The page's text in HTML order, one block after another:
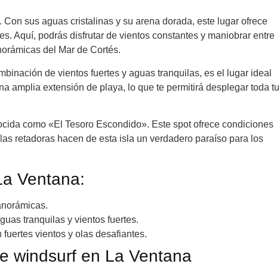
sus aguas cristalinas y su arena dorada, este lugar ofrece
Aquí, podrás disfrutar de vientos constantes y maniobrar entre
del Mar de Cortés.
de vientos fuertes y aguas tranquilas, es el lugar ideal
amplia extensión de playa, lo que te permitirá desplegar toda tu
como «El Tesoro Escondido». Este spot ofrece condiciones
retadoras hacen de esta isla un verdadero paraíso para los
Ventana:
tranquilas y vientos fuertes.
vientos y olas desafiantes.
windsurf en La Ventana